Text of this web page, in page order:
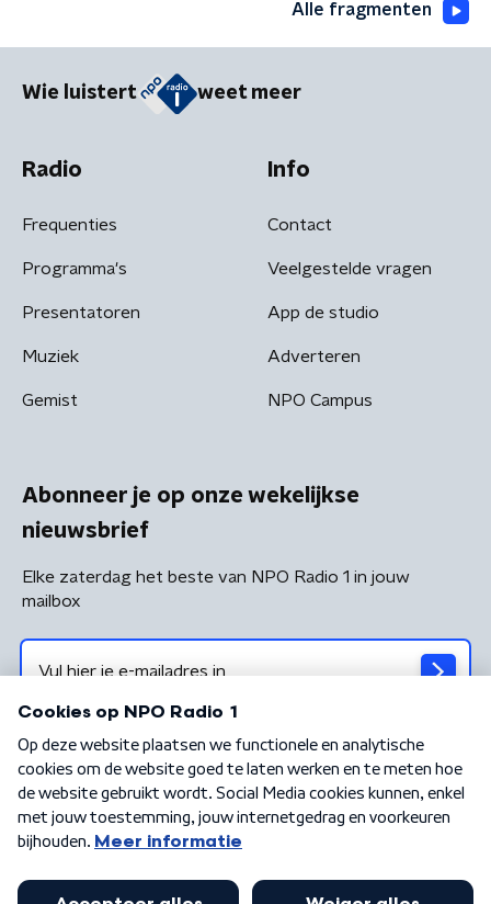
Alle fragmenten
Wie luistert weet meer
Radio
Frequenties
Programma's
Presentatoren
Muziek
Gemist
Info
Contact
Veelgestelde vragen
App de studio
Adverteren
NPO Campus
Abonneer je op onze wekelijkse
nieuwsbrief
Elke zaterdag het beste van NPO Radio 1 in jouw
mailbox
Algemene voorwaarden